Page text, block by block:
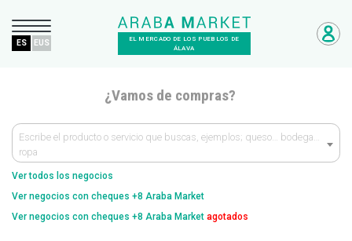
EL MERCADO DE LOS PUEBLOS DE
ÁLAVA
ES EUS
¿Vamos de compras?
Escribe el producto o servicio que buscas, ejemplos; queso… bodega…
ropa
Ver todos los negocios
Ver negocios con cheques +8 Araba Market
Ver negocios con cheques +8 Araba Market agotados